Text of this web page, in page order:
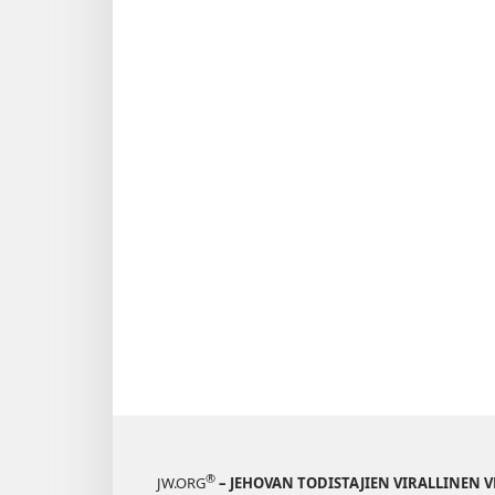
JW.ORG® – JEHOVAN TODISTAJIEN VIRALLINEN